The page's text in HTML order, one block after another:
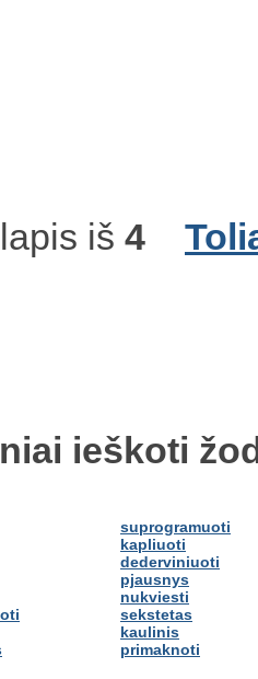
iš 4
ieškoti
suprogramuoti
kapliuoti
dederviniuoti
pjausnys
nukviesti
sekstetas
kaulinis
primaknoti